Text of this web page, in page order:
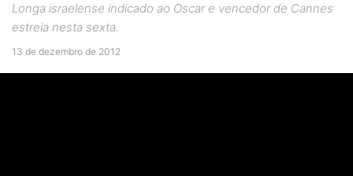
Longa israelense indicado ao Oscar e vencedor de Cannes
estreia nesta sexta.
13 de dezembro de 2012